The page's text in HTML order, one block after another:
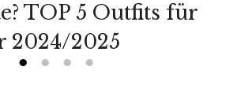
TOP 5 Outfits für
2024/2025